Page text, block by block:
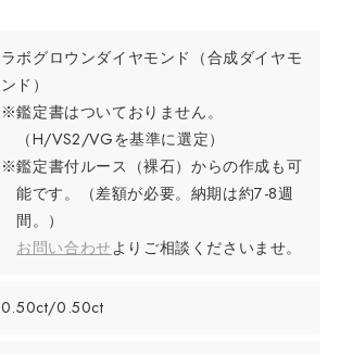
ラボグロウンダイヤモンド（合成ダイヤモ
ンド）
※鑑定書はついておりません。
（H/VS2/VGを基準に選定）
※鑑定書付ルース（裸石）からの作成も可
能です。（差額が必要。納期は約7-8週
間。）
お問い合わせよりご相談くださいませ。
0.50ct/0.50ct